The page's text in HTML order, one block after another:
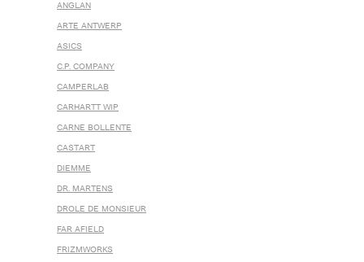
ANGLAN
ARTE ANTWERP
ASICS
C.P. COMPANY
CAMPERLAB
CARHARTT WIP
CARNE BOLLENTE
CASTART
DIEMME
DR. MARTENS
DROLE DE MONSIEUR
FAR AFIELD
FRIZMWORKS